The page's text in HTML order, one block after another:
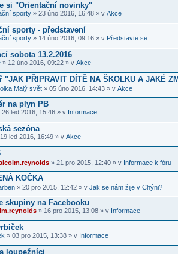
si "Orientační novinky"
sporty » 23 úno 2016, 16:48 » v Akce
sporty - představení
sporty » 14 úno 2016, 09:16 » v Představte se
sobota 13.2.2016
» 12 úno 2016, 09:22 » v Akce
"JAK PŘIPRAVIT DÍTĚ NA ŠKOLKU A JAKÉ
Malý svět » 05 úno 2016, 14:43 » v Akce
na plyn PB
26 led 2016, 15:46 » v Informace
sezóna
19 led 2016, 16:49 » v Akce
» 21 pro 2015, 12:40 » v Informace k fóru
KOČKA
» 20 pro 2015, 12:42 » v Jak se nám žije v Chýni?
skupiny na Facebooku
» 16 pro 2015, 13:08 » v Informace
» 03 pro 2015, 13:38 » v Informace
loupežníci